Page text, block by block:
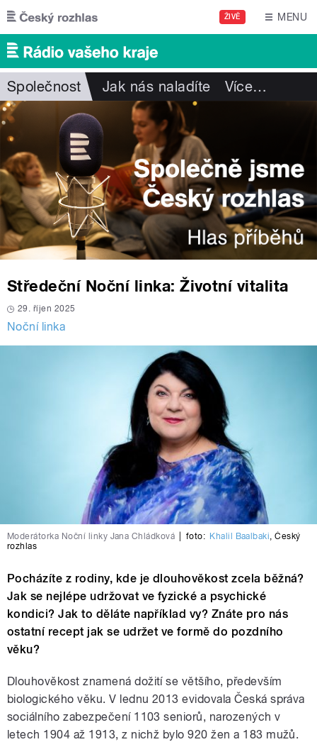
Přejít k hlavnímu obsahu
ŽIVĚ MENU
Společnost Jak nás naladíte Více…
Středeční Noční linka: Životní vitalita
29. říjen 2025
Noční linka
Moderátorka Noční linky Jana Chládková foto: Khalil Baalbaki ,Český
rozhlas
Pocházíte z rodiny, kde je dlouhověkost zcela běžná?
Jak se nejlépe udržovat ve fyzické a psychické
kondici? Jak to děláte například vy? Znáte pro nás
ostatní recept jak se udržet ve formě do pozdního
věku?
Dlouhověkost znamená dožití se většího, především
biologického věku. V lednu 2013 evidovala Česká správa
sociálního zabezpečení 1103 seniorů, narozených v
letech 1904 až 1913, z nichž bylo 920 žen a 183 mužů.